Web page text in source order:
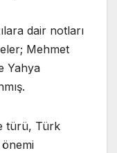
dair notları
Mehmet
Yahya
türü, Türk
önemi